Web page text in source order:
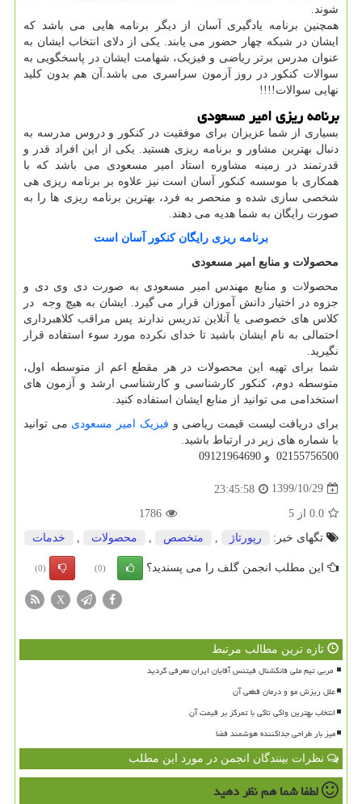
شوند.
همچنین برنامه یادگیری آسان از دیگر برنامه هایی می باشد که
ایشان در شبکه چهار حضور می یابند. یکی از دلای انتخاب ایشان به
عنوان مدرس برتر ریاضی و فیزیک، شهامت ایشان در پاسخگویی به
سوالات کنکور در روز آزمون سراسری می باشد.آن هم بدون کلید
نهایی سوالات!!!!
برنامه ریزی امیر مسعودی
بسیاری از شما عزیزان برای موفقیت در کنکور و دروس مدرسه به
دنبال بهترین مشاور و برنامه ریزی هستید. یکی از این افراد قدر و
قدرتمند در زمینه مشاوره استاد امیر مسعودی می باشد که با
همکاری با موسسه کنکور آسان است نیز علاوه بر برنامه ریزی هی
شخصی سازی شده و منحصر به فرد، بهترین برنامه ریزی ها را به
صورت رایگان به شما هدیه می دهند.
برنامه ریزی رایگان کنکور آسان است
محصولات و منابع امیر مسعودی
محصولات و منابع مهندس امیر مسعودی به صورت دی وی دی و
جزوه در اختیار دانش آموزان قرار می گیرد. ایشان به هیچ وجه در
کلاس های خصوصی یا آنلاین تدریس ندارند پس مراقب کلاهبرداری
احتمالی به نام ایشان باشید تا خدای نکرده مورد سوء استفاده قرار
نگیرید.
شما برای تهیه این محصولات در هر مقطع اعم از متوسطه اول،
متوسطه دوم، کنکور کارشناسی و کارشناسی ارشد و آزمون های
استخدامی می توانید از منابع ایشان استفاده کنید.
برای دریافت لیست قیمت ریاضی و فیزیک امیر مسعودی می توانید
با شماره های زیر در ارتباط باشید.
02155756500 و 09121964690
1399/10/29
23:45:58
0.0 از 5
1786
تگهای خبر:
رپورتاژ متخصص محصولات خدمات
این مطلب انجمن گلف را می پسندید؟ (0)
(0)
X
تازه ترین مطالب مرتبط
علل ریزش مو و درمان قطعی آن
انتخاب بهترین واکی تاکی با تمرکز بر قیمت آن
میز بار طراحی جداکننده هوشمند فضا
نظرات بینندگان انجمن در مورد این مطلب
لطفا شما همنظر دهید